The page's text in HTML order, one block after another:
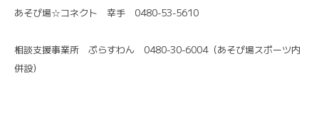
あそび場☆コネクト 幸手 0480-53-5610
相談支援事業所 ぷらすわん 0480-30-6004（あそび場スポーツ内
併設）